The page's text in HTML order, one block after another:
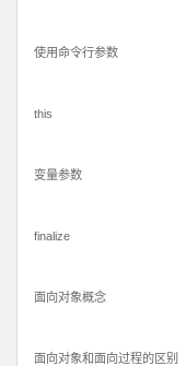
使用命令行参数
this
变量参数
finalize
面向对象概念
面向对象和面向过程的区别